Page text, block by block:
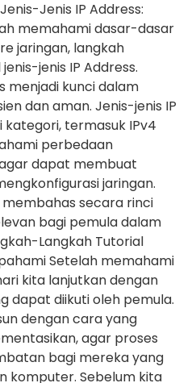
Jenis IP Address:
memahami dasar-dasar
jaringan, langkah
jenis IP Address.
menjadi kunci dalam
dan aman. Jenis-jenis IP
termasuk IPv4
perbedaan
dapat membuat
jaringan.
secara rinci
bagi pemula dalam
Langkah Tutorial
Setelah memahami
kita lanjutkan dengan
dapat diikuti oleh pemula.
dengan cara yang
agar proses
bagi mereka yang
komputer. Sebelum kita